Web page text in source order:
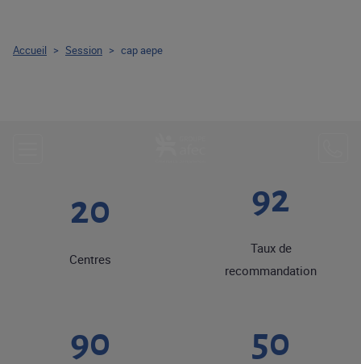
20
Centres
92
Taux de
recommandation
90 50
Accueil > Session > cap aepe